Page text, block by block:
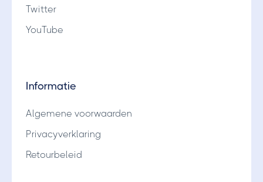
Twitter
YouTube
Informatie
Algemene voorwaarden
Privacyverklaring
Retourbeleid